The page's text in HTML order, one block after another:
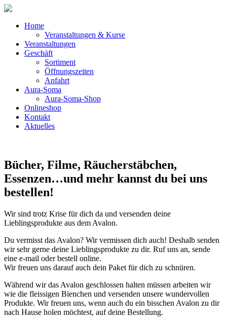
Home
Veranstaltungen & Kurse
Veranstaltungen
Geschäft
Sortiment
Öffnungszeiten
Anfahrt
Aura-Soma
Aura-Soma-Shop
Onlineshop
Kontakt
Aktuelles
Bücher, Filme, Räucherstäbchen,
Essenzen…und mehr kannst du bei uns
bestellen!
Wir sind trotz Krise für dich da und versenden deine
Lieblingsprodukte aus dem Avalon.
Du vermisst das Avalon? Wir vermissen dich auch! Deshalb senden
wir sehr gerne deine Lieblingsprodukte zu dir. Ruf uns an, sende
eine e-mail oder bestell online.
Wir freuen uns darauf auch dein Paket für dich zu schnüren.
Während wir das Avalon geschlossen halten müssen arbeiten wir
wie die fleissigen Bienchen und versenden unsere wundervollen
Produkte. Wir freuen uns, wenn auch du ein bisschen Avalon zu dir
nach Hause holen möchtest, auf deine Bestellung.